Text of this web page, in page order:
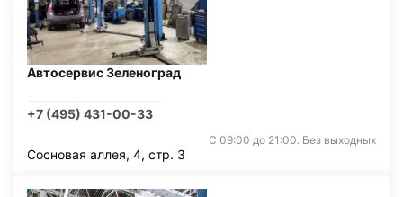
Автосервис Зеленоград
+7 (495) 431-00-33
С 09:00 до 21:00. Без выходных
Сосновая аллея, 4, стр. 3